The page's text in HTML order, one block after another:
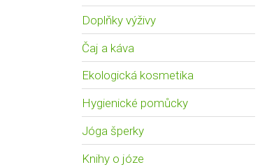
Doplňky výživy
Čaj a káva
Ekologická kosmetika
Hygienické pomůcky
Jóga šperky
Knihy o józe